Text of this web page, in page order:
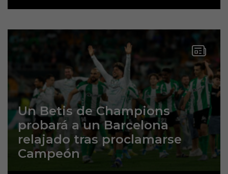
Un Betis de Champions
probará a un Barcelona
relajado tras proclamarse
Campeón